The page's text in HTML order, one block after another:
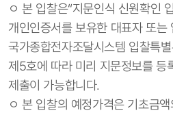
ㅇ 본 입찰은“지문인식 신원확인
개인인증서를 보유한 대표자 또는
국가종합전자조달시스템 입찰특
제5호에 따라 미리 지문정보를 등
제출이 가능합니다.
ㅇ 본 입찰의 예정가격은 기초금